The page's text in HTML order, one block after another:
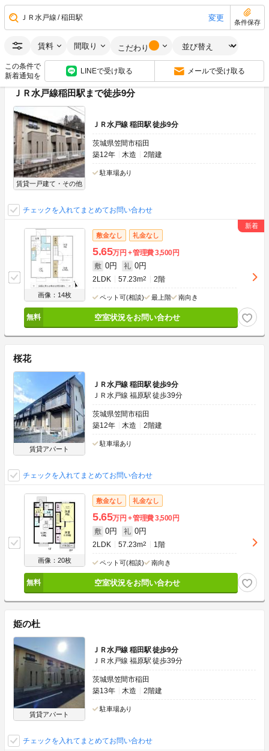
ＪＲ水戸線 稲田駅 変更
条件保存
賃料 間取り こだわり
この条件で
新着通知を
LINEで受け取る メールで受け取る
画像：17枚 ペット可(相談) 角部屋 南向き
空室状況をお問い合わせ
ＪＲ水戸線稲田駅まで徒歩9分
賃貸一戸建て・その他
ＪＲ水戸線 稲田駅 徒歩9分
茨城県笠間市稲田
築12年
木造 2階建
駐車場あり
チェックを入れてまとめてお問い合わせ
画像：14枚
敷金なし 礼金なし
5.65万円 管理費3,500円
敷 0円 礼 0円
2LDK 57.23m2 2階
ペット可(相談) 最上階 南向き
空室状況をお問い合わせ
桜花
賃貸アパート
ＪＲ水戸線 稲田駅 徒歩9分
ＪＲ水戸線 福原駅 徒歩39分
茨城県笠間市稲田
築12年
木造 2階建
駐車場あり
チェックを入れてまとめてお問い合わせ
画像：20枚
敷金なし 礼金なし
5.65万円 管理費3,500円
敷 0円 礼 0円
2LDK 57.23m2 1階
ペット可(相談) 南向き
空室状況をお問い合わせ
姫の杜
賃貸アパート
ＪＲ水戸線 稲田駅 徒歩9分
ＪＲ水戸線 福原駅 徒歩39分
茨城県笠間市稲田
築13年
木造 2階建
駐車場あり
チェックを入れてまとめてお問い合わせ